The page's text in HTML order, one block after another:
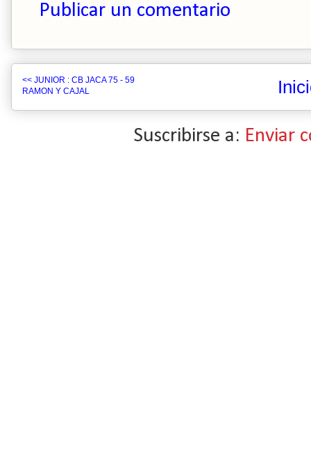
Publicar un comentario
<< JUNIOR : CB JACA 75 - 59
RAMON Y CAJAL
Suscribirse a: Enviar